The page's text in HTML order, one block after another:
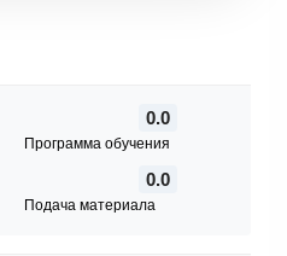
0.0
Программа обучения
0.0
Подача материала